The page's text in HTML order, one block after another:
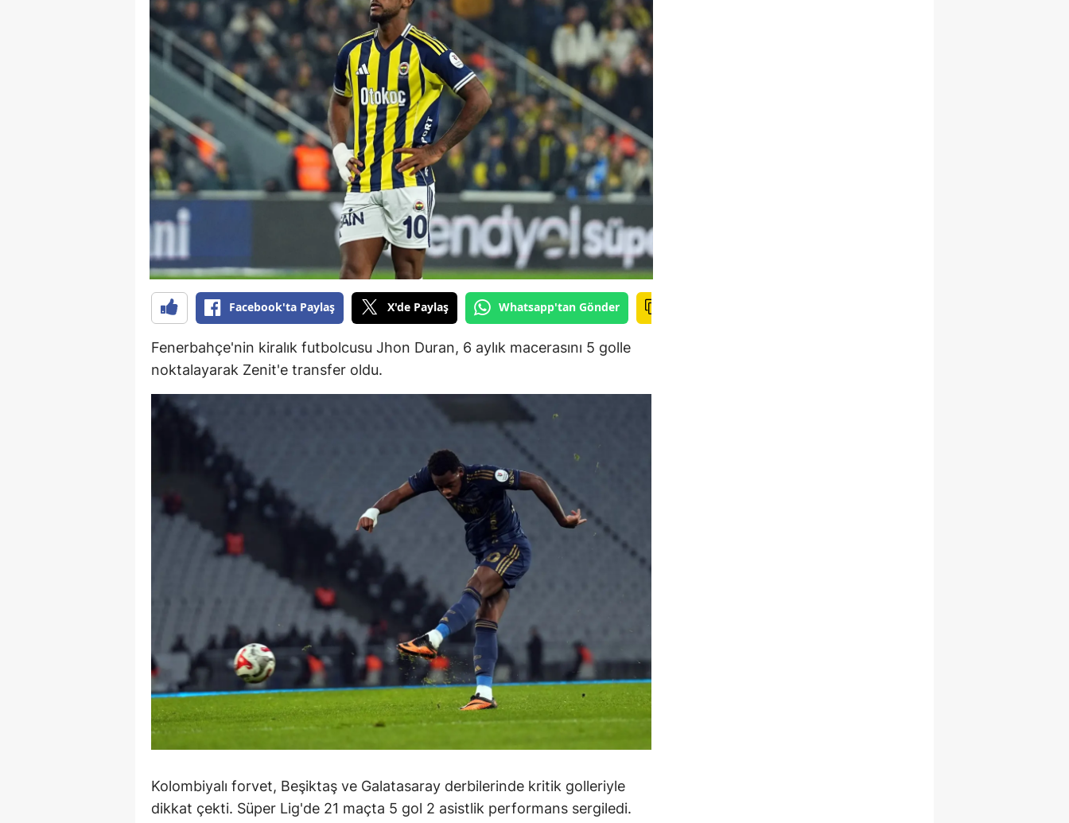
Bilecik
Bingöl
Bitlis
Bolu
Burdur
Bursa
Çanakkale
Çankırı
Çorum
Denizli
Edirne
Eskişehir
Gaziantep
Giresun
Gümüşhane
Hakkari
Hatay
Isparta
Mersin
İzmir
Facebook'ta Paylaş X'de Paylaş Whatsapp'tan Gönder
Fenerbahçe'nin kiralık futbolcusu Jhon Duran, 6 aylık macerasını 5 golle
noktalayarak Zenit'e transfer oldu.
Kolombiyalı forvet, Beşiktaş ve Galatasaray derbilerinde kritik golleriyle
dikkat çekti. Süper Lig'de 21 maçta 5 gol 2 asistlik performans sergiledi.